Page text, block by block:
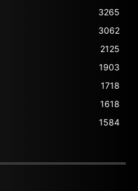
3265
3062
2125
1903
1718
1618
1584